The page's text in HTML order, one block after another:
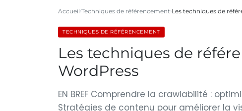
Accueil Techniques de référencement Les techniques de
TECHNIQUES DE RÉFÉRENCEMENT
Les techniques de
WordPress
EN BREF Comprendre la crawlabilité :
Stratégies de contenu pour améliorer la